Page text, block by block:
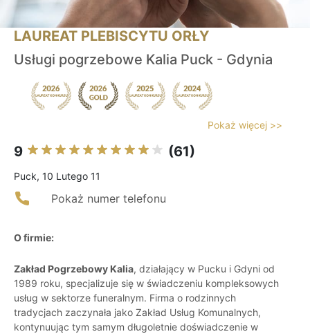
LAUREAT PLEBISCYTU ORŁY
Usługi pogrzebowe Kalia Puck - Gdynia
Pokaż więcej >>
9 (61)
Puck, 10 Lutego 11
Pokaż numer telefonu
O firmie:
Zakład Pogrzebowy Kalia, działający w Pucku i Gdyni od
1989 roku, specjalizuje się w świadczeniu kompleksowych
usług w sektorze funeralnym. Firma o rodzinnych
tradycjach zaczynała jako Zakład Usług Komunalnych,
kontynuując tym samym długoletnie doświadczenie w